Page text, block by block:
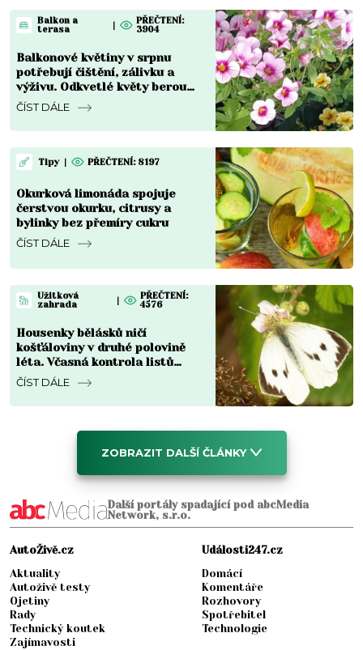
Balkon a
terasa
|
PŘEČTENÍ:
3904
Balkonové květiny v srpnu
potřebují čištění, zálivku a
výživu. Odkvetlé květy berou
rostlinám sílu
ČÍST DÁLE
Tipy | PŘEČTENÍ: 8197
Okurková limonáda spojuje
čerstvou okurku, citrusy a
bylinky bez přemíry cukru
ČÍST DÁLE
Užitková
zahrada
|
PŘEČTENÍ:
4576
Housenky bělásků ničí
košťáloviny v druhé polovině
léta. Včasná kontrola listů
omezuje škody
ČÍST DÁLE
ZOBRAZIT DALŠÍ ČLÁNKY
Další portály spadající pod abcMedia
Network, s.r.o.
AutoŽivě.cz
Aktuality
Autoživě testy
Ojetiny
Rady
Technický koutek
Zajímavosti
Události247.cz
Domácí
Komentáře
Rozhovory
Spotřebitel
Technologie